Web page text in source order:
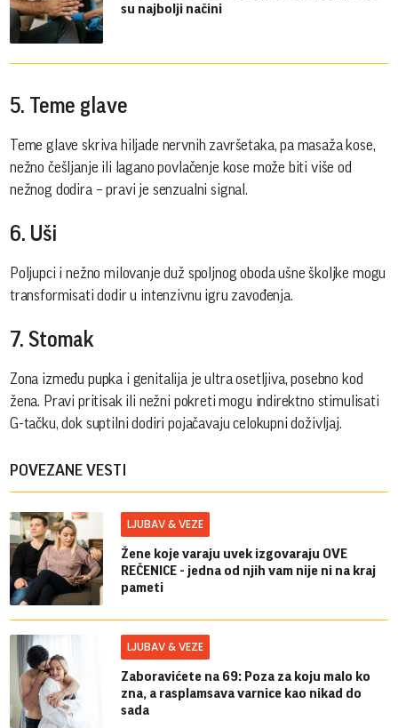
su najbolji načini
5. Teme glave
Teme glave skriva hiljade nervnih završetaka, pa masaža kose,
nežno češljanje ili lagano povlačenje kose može biti više od
nežnog dodira – pravi je senzualni signal.
6. Uši
Poljupci i nežno milovanje duž spoljnog oboda ušne školjke mogu
transformisati dodir u intenzivnu igru zavođenja.
7. Stomak
Zona između pupka i genitalija je ultra osetljiva, posebno kod
žena. Pravi pritisak ili nežni pokreti mogu indirektno stimulisati
G-tačku, dok suptilni dodiri pojačavaju celokupni doživljaj.
POVEZANE VESTI
LJUBAV & VEZE
Žene koje varaju uvek izgovaraju OVE
REČENICE - jedna od njih vam nije ni na kraj
pameti
LJUBAV & VEZE
Zaboravićete na 69: Poza za koju malo ko
zna, a rasplamsava varnice kao nikad do
sada